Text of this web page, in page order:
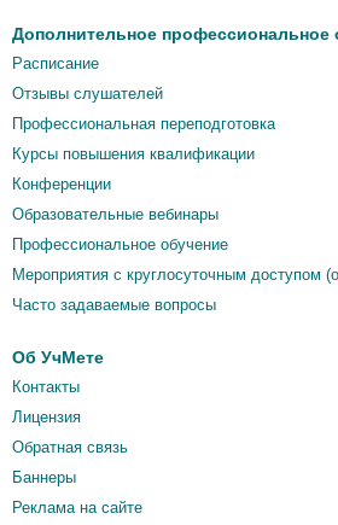
Дополнительное профессиональное
Расписание
Отзывы слушателей
Профессиональная переподготовка
Курсы повышения квалификации
Конференции
Образовательные вебинары
Профессиональное обучение
Мероприятия c круглосуточным доступом
Часто задаваемые вопросы
Об УчМете
Контакты
Лицензия
Обратная связь
Баннеры
Реклама на сайте